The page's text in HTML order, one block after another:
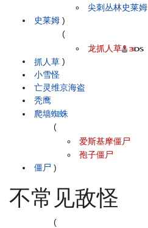
史莱姆
尖刺丛林史莱姆
)
抓人草
(
龙抓人草
)
小雪怪
亡灵维京海盗
秃鹰
爬墙蜘蛛
僵尸
(
爱斯基摩僵尸
孢子僵尸
)
不常见敌怪
(